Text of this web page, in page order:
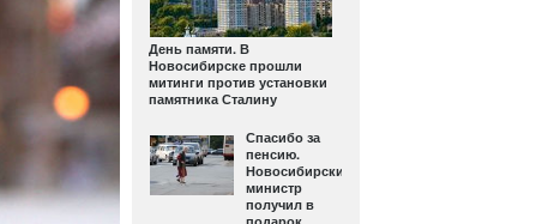
День памяти. В
Новосибирске прошли
митинги против установки
памятника Сталину
Спасибо за
пенсию.
Новосибирский
министр
получил в